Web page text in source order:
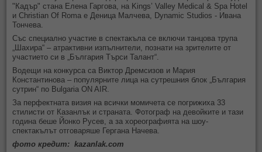
"Кадър" стана Елена Гаргова, на Kings’ Valley Medical & Spa Hotel
и Christian Of Roma е Деница Малчева, Dynamic Studios - Ивана
Тончева.
Със специално участие в спектакъла се включи танцова трупа
„Шахира“ – атрактивни изпълнители, познати на зрителите от
участието си в „България Търси Талант“.
Водещи на конкурса са Виктор Дремсизов и Мария
Константинова – популярните лица на сутрешния блок „България
сутрин“ по Bulgaria ON AIR.
За перфектната визия на всички момичета се погрижиха 33
стилисти от Казанлък и страната. Фотограф на девойките и тази
година беше Йонко Русев, а за хореографията на шоу-
спектакълът отговаряше Гергана Начева.
фото кредит: kazanlak.com